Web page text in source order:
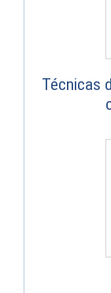
Técnicas